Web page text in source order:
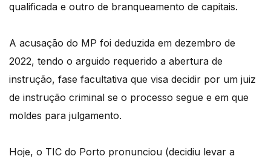
qualificada e outro de branqueamento de capitais.
A acusação do MP foi deduzida em dezembro de
2022, tendo o arguido requerido a abertura de
instrução, fase facultativa que visa decidir por um juiz
de instrução criminal se o processo segue e em que
moldes para julgamento.
Hoje, o TIC do Porto pronunciou (decidiu levar a